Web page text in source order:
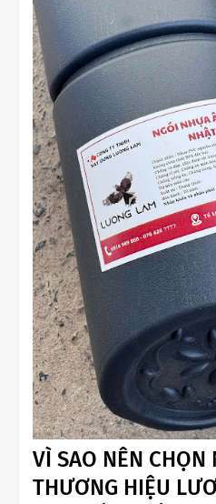
VÌ SAO NÊN CHỌN
THƯƠNG HIỆU